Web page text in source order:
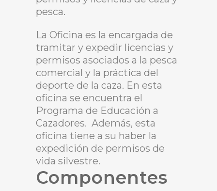
pesca.
La Oficina es la encargada de
tramitar y expedir licencias y
permisos asociados a la pesca
comercial y la práctica del
deporte de la caza. En esta
oficina se encuentra el
Programa de Educación a
Cazadores. Además, esta
oficina tiene a su haber la
expedición de permisos de
vida silvestre.
Componentes